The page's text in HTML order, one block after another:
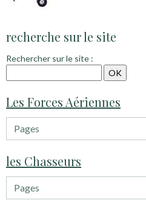
recherche sur le site
Rechercher sur le site :
Les Forces Aériennes
les Chasseurs